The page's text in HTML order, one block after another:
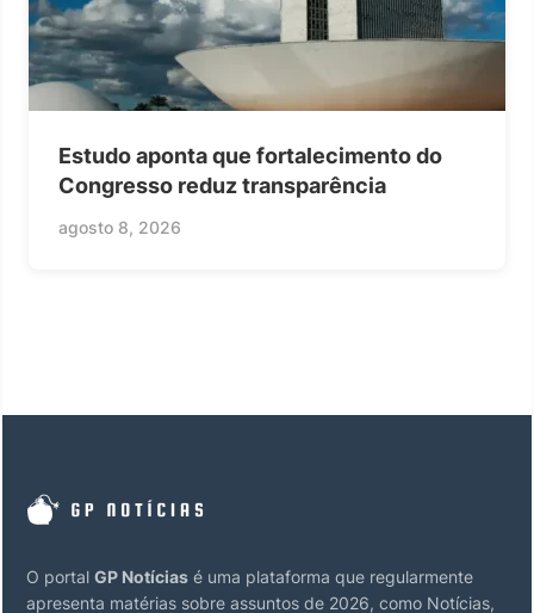
Estudo aponta que fortalecimento do
Congresso reduz transparência
agosto 8, 2026
O portal GP Notícias é uma plataforma que regularmente
apresenta matérias sobre assuntos de 2026, como Notícias,